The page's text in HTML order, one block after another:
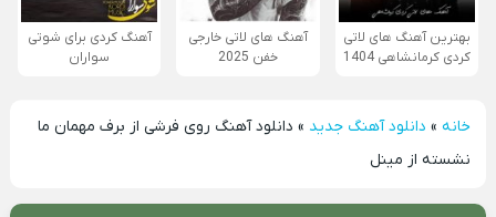
بهترین آهنگ های لاتی
کردی کرمانشاهی 1404
آهنگ های لاتی خارجی
خفن 2025
آهنگ کردی برای شوتی
سواران
خانه» دانلود آهنگ جدید » دانلود آهنگ روی فرشی از برف مهمان ما
نشسته از مینل